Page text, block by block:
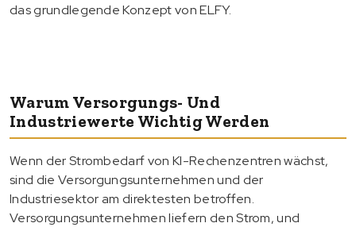
das grundlegende Konzept von ELFY.
Warum Versorgungs- Und
Industriewerte Wichtig Werden
Wenn der Strombedarf von KI-Rechenzentren wächst,
sind die Versorgungsunternehmen und der
Industriesektor am direktesten betroffen.
Versorgungsunternehmen liefern den Strom, und